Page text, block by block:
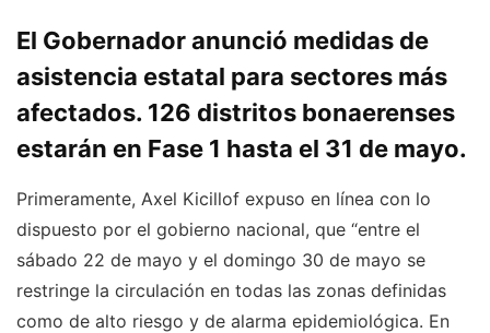
El Gobernador anunció medidas de
asistencia estatal para sectores más
afectados. 126 distritos bonaerenses
estarán en Fase 1 hasta el 31 de mayo.
Primeramente, Axel Kicillof expuso en línea con lo
dispuesto por el gobierno nacional, que “entre el
sábado 22 de mayo y el domingo 30 de mayo se
restringe la circulación en todas las zonas definidas
como de alto riesgo y de alarma epidemiológica. En